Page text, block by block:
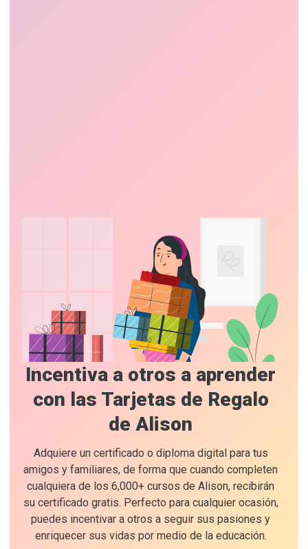
Incentiva a otros a aprender
con las Tarjetas de Regalo
de Alison
Adquiere un certificado o diploma digital para tus
amigos y familiares, de forma que cuando completen
cualquiera de los 6,000+ cursos de Alison, recibirán
su certificado gratis. Perfecto para cualquier ocasión,
puedes incentivar a otros a seguir sus pasiones y
enriquecer sus vidas por medio de la educación.